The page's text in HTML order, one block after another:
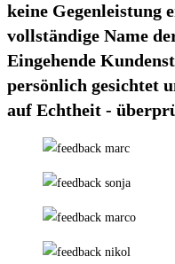
keine Gegenleistung
vollständige Name
Eingehende
persönlich gesichtet
auf Echtheit -